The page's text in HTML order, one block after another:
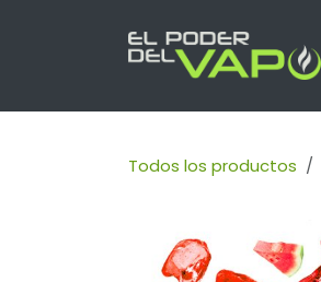
Todos los productos